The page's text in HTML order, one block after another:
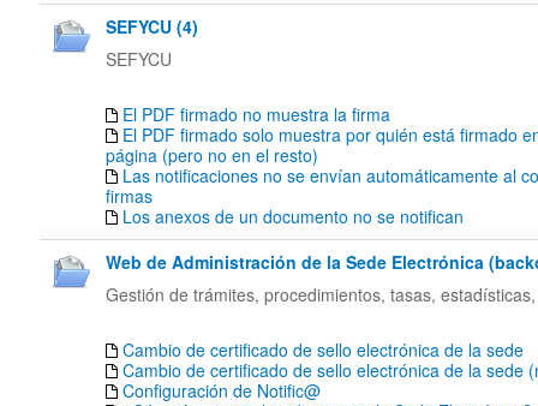
SEFYCU (4)
SEFYCU
El PDF firmado no muestra la firma
El PDF firmado solo muestra por quién está firmado
página (pero no en el resto)
Las notificaciones no se envían automáticamente al
firmas
Los anexos de un documento no se notifican
Web de Administración de la Sede Electrónica
Gestión de trámites, procedimientos, tasas,
Cambio de certificado de sello electrónica de la sede
Cambio de certificado de sello electrónica de la sede
Configuración de Notific@